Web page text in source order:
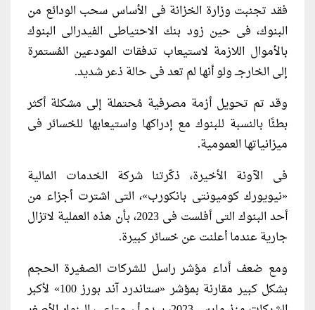
فقد تجنبت وزارة الخزانة فى الأساس سحب الودائع من
البنوك، فى حين زود بنك الاحتياطى الفيدرالى البنوك
بالأموال اللازمة لاستيعاب تدفقات المودعين المُستمرة
إلى الخارجــ ولو أنها لم تعد فى حالة ذعر شديد.
وقد تم تحويل أزمة مصرفية مُحتملة إلى مشكلة أكثر
بطئًا بالنسبة للبنوك مع إدراكها واستيعابها للخسائر فى
ميزانياتها العمومية.
فى الآونة الأخيرة، ذكّرتنا شركة الخدمات المالية
«نيويورك كوميونتى بانكورب»، التى اشترت أجزاء من
أحد البنوك التى أفلست فى 2023، بأن هذه العملية لاتزال
جارية عندما أعلنت عن خسائر كبيرة.
ومع ضعف أداء مؤشر راسل للشركات الصغيرة الحجم
بشكل كبير مقارنة بمؤشر «ستاندرد آند بورز 100» لأكبر